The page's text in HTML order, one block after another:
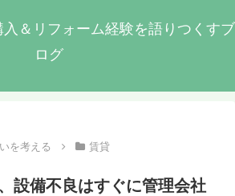
＆リフォーム経験を語りつくすブ
ログ
を考える 賃貸
設備不良はすぐに管理会社